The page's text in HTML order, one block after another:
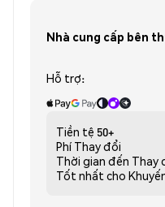
Nhà cung cấp bên
Hỗ trợ:
Tiền tệ 50+
Phí Thay đổi
Thời gian đến Thay
Tốt nhất cho